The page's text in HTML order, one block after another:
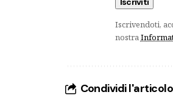
Iscrivendoti,
nostra
Condividi l'articolo